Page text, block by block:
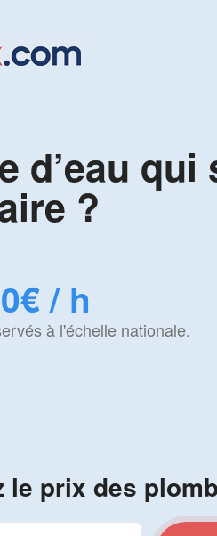
d’eau
?
/ h
à l'échelle nationale.
le prix des